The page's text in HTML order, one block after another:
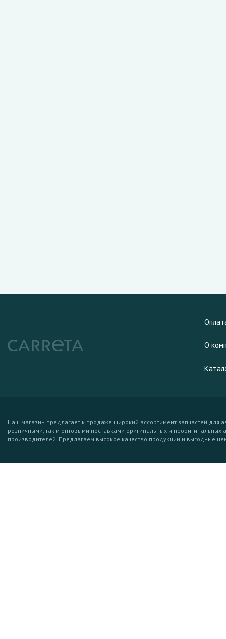
О
Наш магазин предлагает к продаже широкий ассортимент запчастей для
розничными, так и оптовыми поставками оригинальных и неоригинальных
производителей. Предлагаем высокое качество продукции и выгодные